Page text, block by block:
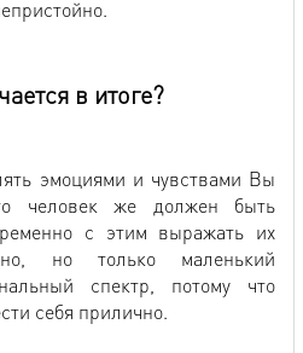
в итоге?
эмоциями и чувствами Вы
человек же должен быть
с этим выражать их
но только маленький
спектр, потому что
себя прилично.